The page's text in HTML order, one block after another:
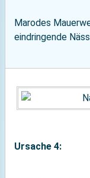
Marodes
eindringende
Ursache 4: